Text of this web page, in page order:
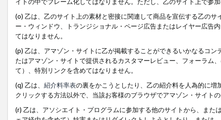
(o) 乙は、乙のサイト上の素材と密接に関連して商品を宣伝する乙の
ー・ウィンドウ、トランジショナル・ページ広告またはレイヤー広告
てはなりません。
(p) 乙は、アマゾン・サイトに乙が掲載することができるいかなるコ
たはアマゾン・サイトで提供されるカスタマーレビュー、フォーラム
て）、特別リンクを含めてはなりません。
(q) 乙は、 紹介料率表の裏をかこうとしたり、乙の紹介料を人為的に
クリックする方法以外で、当該お客様のブラウザでアマゾン・サイト
(r) 乙は、アソシエイト・プログラムに参加する他のサイトから、ま